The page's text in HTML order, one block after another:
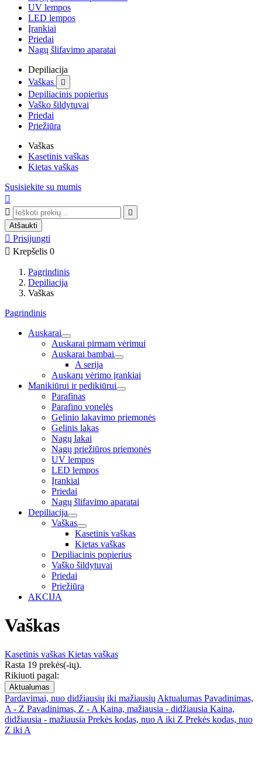
UV lempos
LED lempos
Įrankiai
Priedai
Nagų šlifavimo aparatai
Depiliacija
Vaškas

Depiliacinis popierius
Vaško šildytuvai
Priedai
Priežiūra
Vaškas
Kasetinis vaškas
Kietas vaškas
Susisiekite su mumis



Atšaukti
 Prisijungti
 Krepšelis 0
Pagrindinis
Depiliacija
Vaškas
Pagrindinis
Auskarai
Auskarai pirmam vėrimui
Auskarai bambai
A serija
Auskarų vėrimo įrankiai
Manikiūrui ir pedikiūrui
Parafinas
Parafino vonelės
Gelinio lakavimo priemonės
Gelinis lakas
Nagų lakai
Nagų priežiūros priemonės
UV lempos
LED lempos
Įrankiai
Priedai
Nagų šlifavimo aparatai
Depiliacija
Vaškas
Kasetinis vaškas
Kietas vaškas
Depiliacinis popierius
Vaško šildytuvai
Priedai
Priežiūra
AKCIJA
Vaškas
Kasetinis vaškas Kietas vaškas
Rasta 19 prekės(-ių).
Rikiuoti pagal:
Aktualumas
Pardavimai, nuo didžiausių iki mažiausių Aktualumas Pavadinimas,
A - Z Pavadinimas, Z - A Kaina, mažiausia - didžiausia Kaina,
didžiausia - mažiausia Prekės kodas, nuo A iki Z Prekės kodas, nuo
Z iki A